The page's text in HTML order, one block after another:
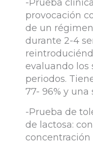
-Prueba
provocación
de un
durante 2-4
evaluando los
periodos.
77- 96% y
-Prueba de
de lactosa: